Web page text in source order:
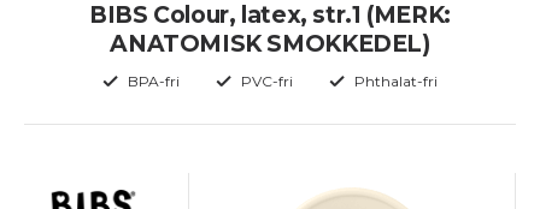
BIBS Colour, latex, str.1 (MERK:
ANATOMISK SMOKKEDEL)
BPA-fri PVC-fri Phthalat-fri